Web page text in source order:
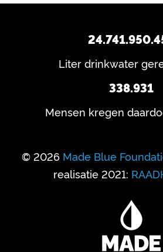
Liter drinkwater
338.931
Mensen kregen
© 2026 Made Blue
realisatie 2021: